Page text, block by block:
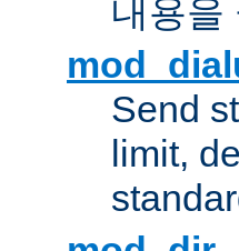
내용을
Send
limit,